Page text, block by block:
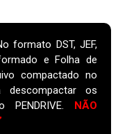
formato DST, JEF,
e Folha de
compactado no
descompactar os
NÃO